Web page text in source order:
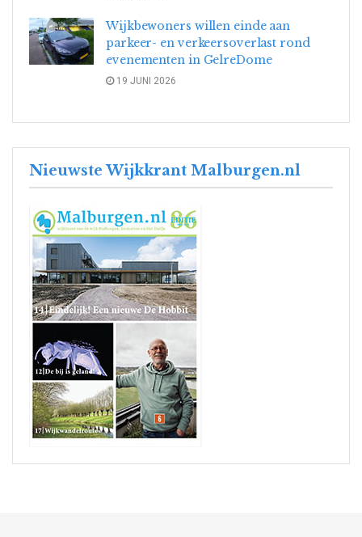
Wijkbewoners willen einde aan
parkeer- en verkeersoverlast rond
evenementen in GelreDome
19 JUNI 2026
Nieuwste Wijkkrant Malburgen.nl